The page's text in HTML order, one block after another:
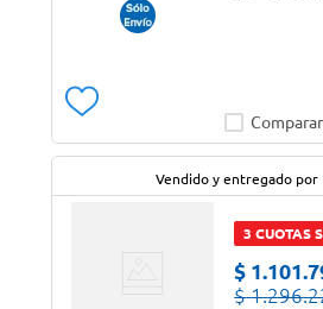
Comparar
Vendido y entregado por
3 CUOTAS
$ 1.101.
$ 1.296.